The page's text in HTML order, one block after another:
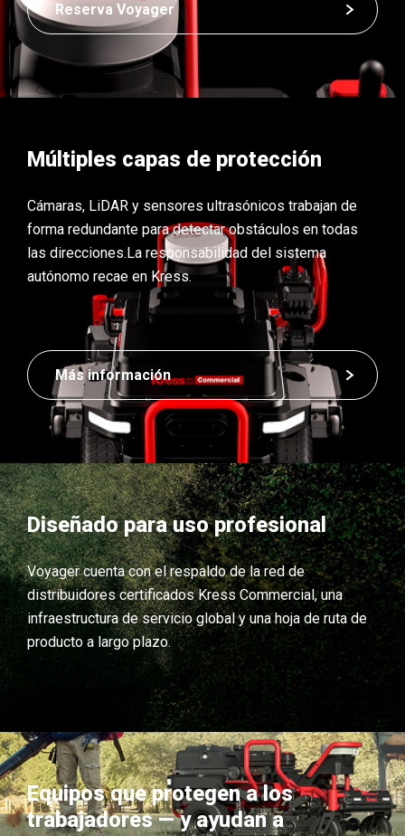
Reserva Voyager
Múltiples capas de protección
Cámaras, LiDAR y sensores ultrasónicos trabajan de
forma redundante para detectar obstáculos en todas
las direcciones. La responsabilidad del sistema
autónomo recae en Kress.
Más información
Diseñado para uso profesional
Voyager cuenta con el respaldo de la red de
distribuidores certificados Kress Commercial, una
infraestructura de servicio global y una hoja de ruta de
producto a largo plazo.
Equipos que protegen a los
trabajadores — y ayudan a